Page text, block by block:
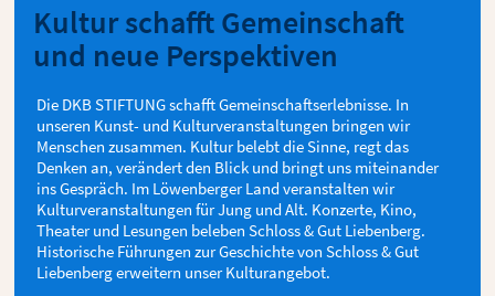
Kultur schafft Gemeinschaft
und neue Perspektiven
Die DKB STIFTUNG schafft Gemeinschaftserlebnisse. In
unseren Kunst- und Kulturveranstaltungen bringen wir
Menschen zusammen. Kultur belebt die Sinne, regt das
Denken an, verändert den Blick und bringt uns miteinander
ins Gespräch. Im Löwenberger Land veranstalten wir
Kulturveranstaltungen für Jung und Alt. Konzerte, Kino,
Theater und Lesungen beleben Schloss & Gut Liebenberg.
Historische Führungen zur Geschichte von Schloss & Gut
Liebenberg erweitern unser Kulturangebot.